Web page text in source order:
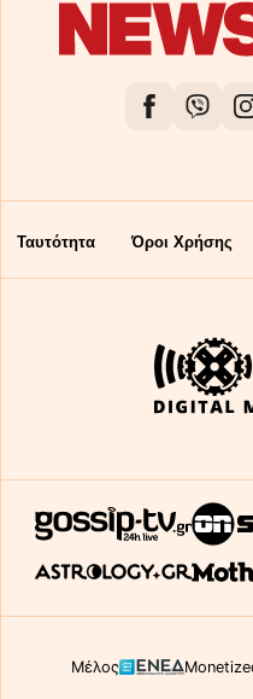
Ταυτότητα Όροι Χρήσης
Μέλος